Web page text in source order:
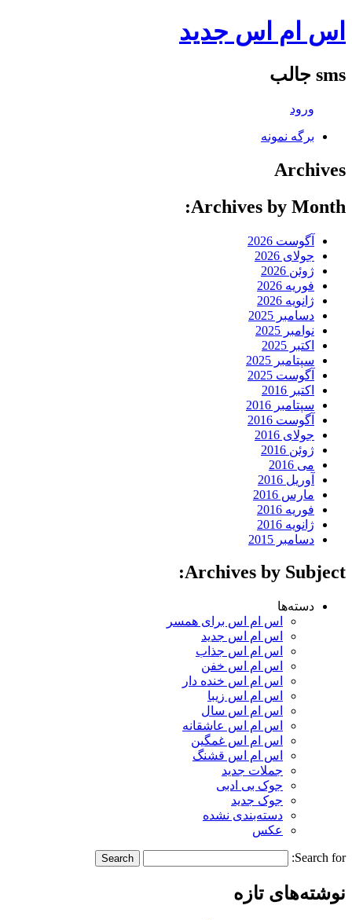
اس ام اس جدید
sms جالب
ورود
برگه نمونه
Archives
Archives by Month:
آگوست 2026
جولای 2026
ژوئن 2026
فوریه 2026
ژانویه 2026
دسامبر 2025
نوامبر 2025
اکتبر 2025
سپتامبر 2025
آگوست 2025
اکتبر 2016
سپتامبر 2016
آگوست 2016
جولای 2016
ژوئن 2016
می 2016
آوریل 2016
مارس 2016
فوریه 2016
ژانویه 2016
دسامبر 2015
Archives by Subject:
دسته‌ها
اس ام اس برای همسر
اس ام اس جدید
اس ام اس جذاب
اس ام اس خفن
اس ام اس خنده دار
اس ام اس زیبا
اس ام اس سال
اس ام اس عاشقانه
اس ام اس غمگین
اس ام اس قشنگ
جملات جدید
جوک بی ادبی
جوک جدید
دسته‌بندی نشده
عکس
Search for:
نوشته‌های تازه